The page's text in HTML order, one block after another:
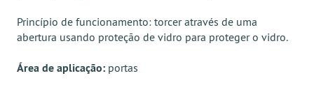
Princípio de funcionamento: torcer através de uma
abertura usando proteção de vidro para proteger o vidro.
Área de aplicação: portas